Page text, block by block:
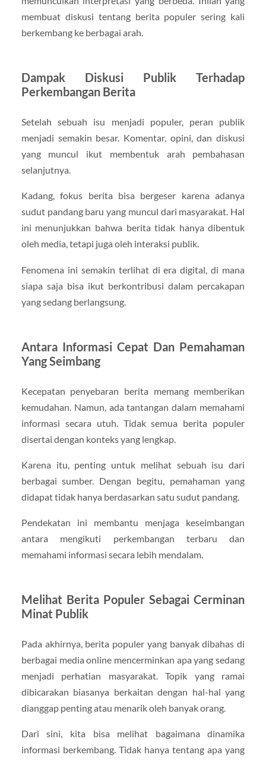
membuat diskusi tentang berita populer sering kali
berkembang ke berbagai arah.
Dampak Diskusi Publik Terhadap
Perkembangan Berita
Setelah sebuah isu menjadi populer, peran publik
menjadi semakin besar. Komentar, opini, dan diskusi
yang muncul ikut membentuk arah pembahasan
selanjutnya.
Kadang, fokus berita bisa bergeser karena adanya
sudut pandang baru yang muncul dari masyarakat. Hal
ini menunjukkan bahwa berita tidak hanya dibentuk
oleh media, tetapi juga oleh interaksi publik.
Fenomena ini semakin terlihat di era digital, di mana
siapa saja bisa ikut berkontribusi dalam percakapan
yang sedang berlangsung.
Antara Informasi Cepat Dan Pemahaman
Yang Seimbang
Kecepatan penyebaran berita memang memberikan
kemudahan. Namun, ada tantangan dalam memahami
informasi secara utuh. Tidak semua berita populer
disertai dengan konteks yang lengkap.
Karena itu, penting untuk melihat sebuah isu dari
berbagai sumber. Dengan begitu, pemahaman yang
didapat tidak hanya berdasarkan satu sudut pandang.
Pendekatan ini membantu menjaga keseimbangan
antara mengikuti perkembangan terbaru dan
memahami informasi secara lebih mendalam.
Melihat Berita Populer Sebagai Cerminan
Minat Publik
Pada akhirnya, berita populer yang banyak dibahas di
berbagai media online mencerminkan apa yang sedang
menjadi perhatian masyarakat. Topik yang ramai
dibicarakan biasanya berkaitan dengan hal-hal yang
dianggap penting atau menarik oleh banyak orang.
Dari sini, kita bisa melihat bagaimana dinamika
informasi berkembang. Tidak hanya tentang apa yang